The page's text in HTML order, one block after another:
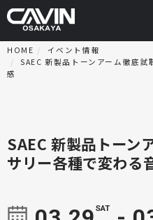
HOME
イベント情報
SAEC 新製品トーンアーム徹底
感
SAEC 新製品トーン
サリー各種で変わる
SAT